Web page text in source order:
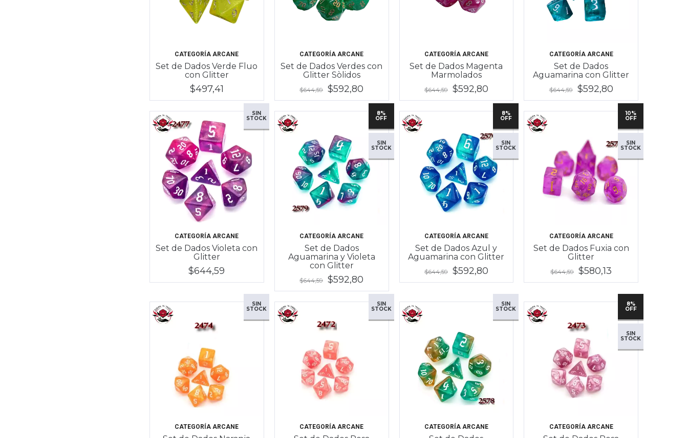
CATEGORÍA ARCANE
Set de Dados Verde Fluo
con Glitter
$497,41
CATEGORÍA ARCANE
Set de Dados Verdes con
Glitter Sòlidos
$644,59 $592,80
CATEGORÍA ARCANE
Set de Dados Magenta
Marmolados
$644,59 $592,80
CATEGORÍA ARCANE
Set de Dados
Aguamarina con Glitter
$644,59 $592,80
SIN
STOCK
CATEGORÍA ARCANE
Set de Dados Violeta con
Glitter
$644,59
8%
OFF
SIN
STOCK
CATEGORÍA ARCANE
Set de Dados
Aguamarina y Violeta
con Glitter
$644,59 $592,80
8%
OFF
SIN
STOCK
CATEGORÍA ARCANE
Set de Dados Azul y
Aguamarina con Glitter
$644,59 $592,80
10%
OFF
SIN
STOCK
CATEGORÍA ARCANE
Set de Dados Fuxia con
Glitter
$644,59 $580,13
SIN
STOCK
CATEGORÍA ARCANE
SIN
STOCK
CATEGORÍA ARCANE
SIN
STOCK
CATEGORÍA ARCANE
8%
OFF
SIN
STOCK
CATEGORÍA ARCANE